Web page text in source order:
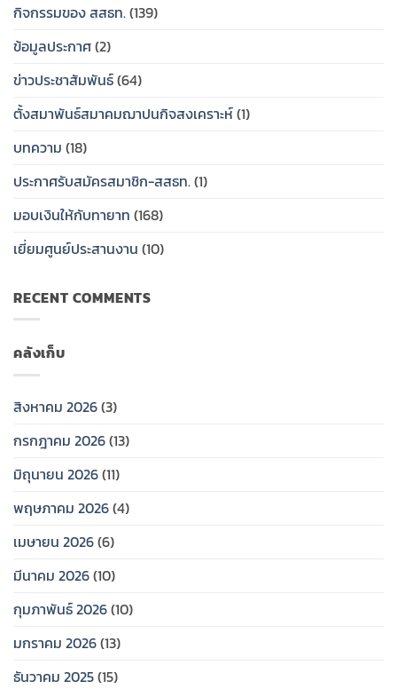
กรกฎาคม
(สสธท.)
ศูนย์
งาน
สหกรณ์
ทรัพย์
สงเคราะห์
กับ
สงเคราะห์
สหกรณ์
ทรัพย์
สาธารณสุข
(สสธท.)
งาน
ออม
ทรัพย์
ป้าย
ครอบครัว
ออม
สาธารณสุข
(สสธท.)
และ
สวัสดิการ
ออม
สาธารณสุข
ที่
กิจกรรมของ สสธท.(139)
ข้อมูลประกาศ(2)
ข่าวประชาสัมพันธ์(64)
ตั้งสมาพันธ์สมาคมฌาปนกิจสงเคราะห์(1)
บทความ (18)
ประกาศรับสมัครสมาชิก-สสธท.(1)
มอบเงินให้กับทายาท (168)
เยี่ยมศูนย์ประสานงาน (10)
RECENT COMMENTS
คลังเก็บ
สิงหาคม 2026(3)
กรกฎาคม 2026(13)
มิถุนายน 2026(11)
พฤษภาคม 2026(4)
เมษายน 2026(6)
มีนาคม 2026(10)
กุมภาพันธ์ 2026(10)
มกราคม 2026(13)
ธันวาคม 2025(15)